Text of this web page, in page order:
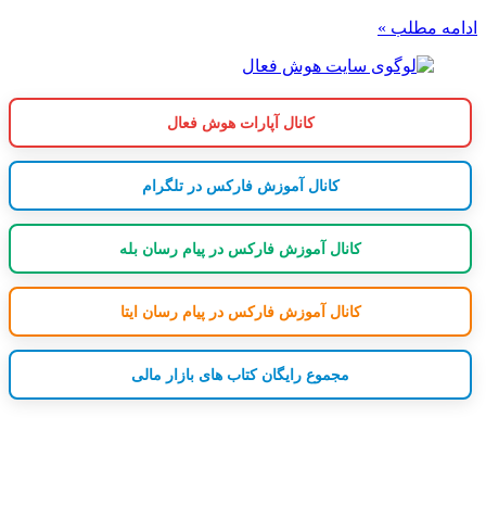
ادامه مطلب »
کانال آپارات هوش فعال
کانال آموزش فارکس در تلگرام
کانال آموزش فارکس در پیام رسان بله
کانال آموزش فارکس در پیام رسان ایتا
مجموع رایگان کتاب های بازار مالی